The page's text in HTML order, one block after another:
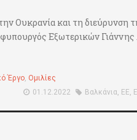
Ουκρανία και τη διεύρυνση
Εξωτερικών Γιάννης
Έργο, Ομιλίες
01.12.2022
Βαλκάνια, ΕΕ,